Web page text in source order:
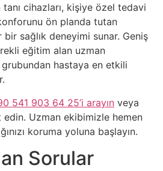
cihazları, kişiye özel tedavi
ön planda tutan
bir sağlık deneyimi sunar. Geniş
eğitim alan uzman
hastaya en etkili
541 903 64 25’i arayın veya
edin. Uzman ekibimizle hemen
koruma yoluna başlayın.
Sorular